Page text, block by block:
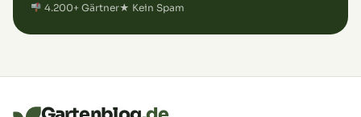
4.200+ Gärtner★ Kein Spam